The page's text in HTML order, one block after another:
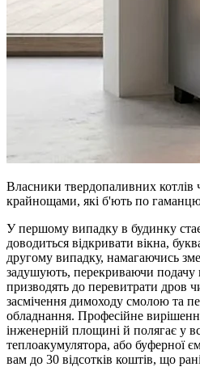
Власники твердопаливних котлів
крайнощами, які б'ють по
У першому випадку в будинку
доводиться відкривати вікна,
другому випадку, намагаючись
задушують, перекриваючи подачу
призводять до перевитрати дров
засмічення димоходу смолою та
обладнання. Професійне
інженерній площині й полягає у
теплоакумулятора, або буферної
вам до 30 відсотків коштів, що